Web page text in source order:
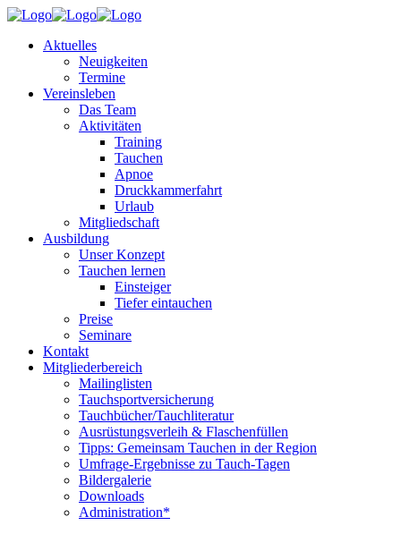
Aktuelles
Neuigkeiten
Termine
Vereinsleben
Das Team
Aktivitäten
Training
Tauchen
Apnoe
Druckkammerfahrt
Urlaub
Mitgliedschaft
Ausbildung
Unser Konzept
Tauchen lernen
Einsteiger
Tiefer eintauchen
Preise
Seminare
Kontakt
Mitgliederbereich
Mailinglisten
Tauchsportversicherung
Tauchbücher/Tauchliteratur
Ausrüstungsverleih & Flaschenfüllen
Tipps: Gemeinsam Tauchen in der Region
Umfrage-Ergebnisse zu Tauch-Tagen
Bildergalerie
Downloads
Administration*